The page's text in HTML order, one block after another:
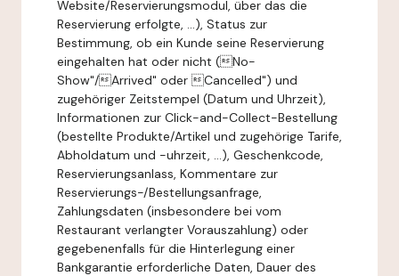
Website/Reservierungsmodul, über das die
Reservierung erfolgte, ...), Status zur
Bestimmung, ob ein Kunde seine Reservierung
eingehalten hat oder nicht (No-
Show"/Arrived" oder Cancelled") und
zugehöriger Zeitstempel (Datum und Uhrzeit),
Informationen zur Click-and-Collect-Bestellung
(bestellte Produkte/Artikel und zugehörige Tarife,
Abholdatum und -uhrzeit, ...), Geschenkcode,
Reservierungsanlass, Kommentare zur
Reservierungs-/Bestellungsanfrage,
Zahlungsdaten (insbesondere bei vom
Restaurant verlangter Vorauszahlung) oder
gegebenenfalls für die Hinterlegung einer
Bankgarantie erforderliche Daten, Dauer des